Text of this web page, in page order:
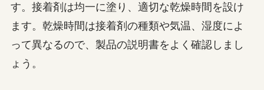
す。接着剤は均一に塗り、適切な乾燥時間を設け
ます。乾燥時間は接着剤の種類や気温、湿度によ
って異なるので、製品の説明書をよく確認しまし
ょう。